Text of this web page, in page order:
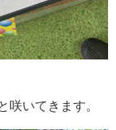
咲いてきます。